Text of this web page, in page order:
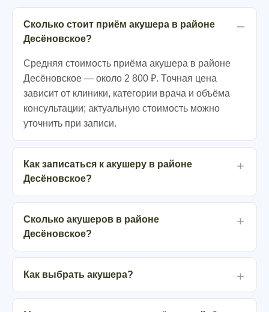
Сколько стоит приём акушера в районе
Десёновское?
Средняя стоимость приёма акушера в районе
Десёновское — около 2 800 ₽. Точная цена
зависит от клиники, категории врача и объёма
консультации; актуальную стоимость можно
уточнить при записи.
Как записаться к акушеру в районе
Десёновское?
Сколько акушеров в районе
Десёновское?
Как выбрать акушера?